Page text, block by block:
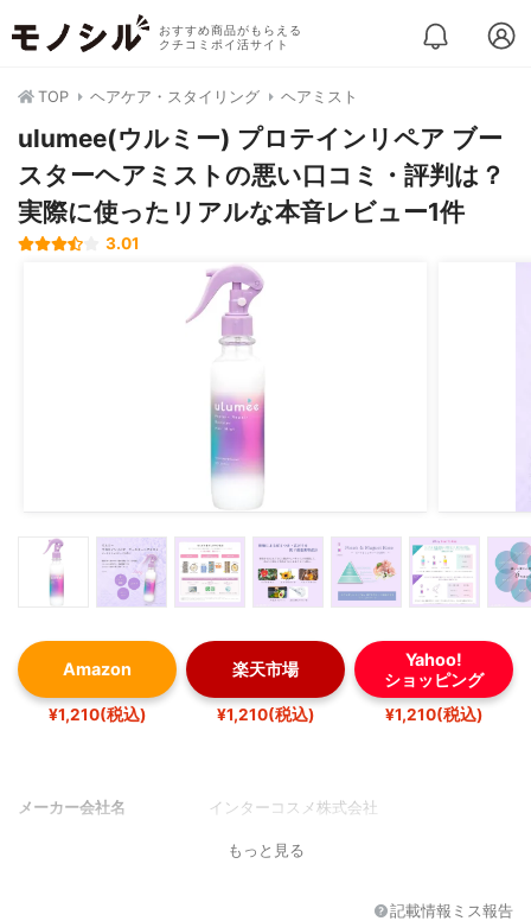
おすすめ商品がもらえる
クチコミポイ活サイト
TOP ヘアケア・スタイリング ヘアミスト
ulumee(ウルミー) プロテインリペア ブー
スターヘアミストの悪い口コミ・評判は？
実際に使ったリアルな本音レビュー1件
3.01
Amazon
¥1,210(税込)
楽天市場
¥1,210(税込)
Yahoo!
ショッピング
¥1,210(税込)
メーカー会社名 インターコスメ株式会社
もっと見る
記載情報ミス報告